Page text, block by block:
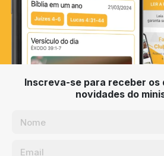
Inscreva-se para receber os
novidades do